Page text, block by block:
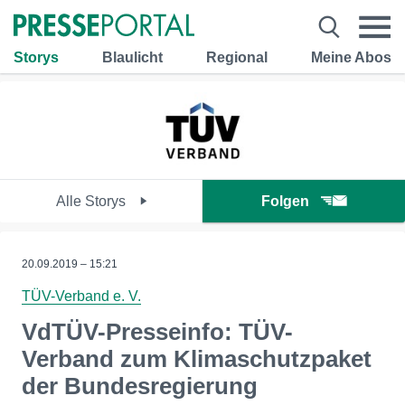
Storys Blaulicht Regional Meine Abos
Alle Storys Folgen
20.09.2019 – 15:21
TÜV-Verband e. V.
VdTÜV-Presseinfo: TÜV-
Verband zum Klimaschutzpaket
der Bundesregierung